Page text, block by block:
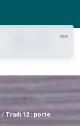
/ Tradi 12 : porte
now